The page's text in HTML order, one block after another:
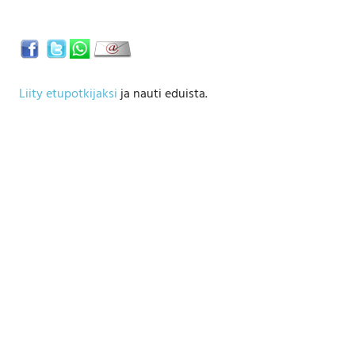
Liity etupotkijaksija nauti eduista.